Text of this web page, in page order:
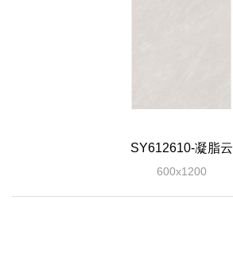
SY612610-凝脂云
600x1200